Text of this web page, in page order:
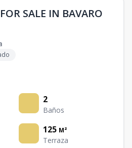
SALE IN BAVARO
2
Baños
125 M²
Terraza